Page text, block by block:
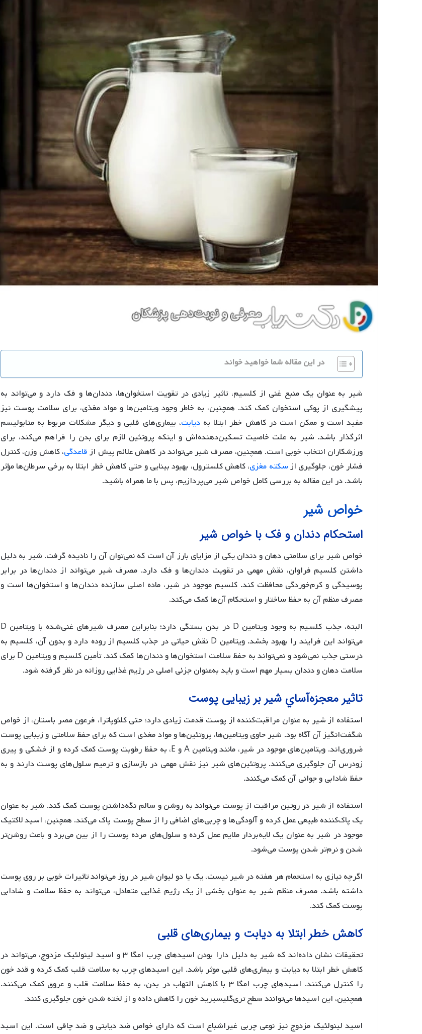
در این مقاله شما خواهید خواند
شیر به عنوان یک منبع غنی از کلسیم، تاثیر زیادی در تقویت استخوان‌ها، دندان‌ها و فک دارد و می‌تواند به
پیشگیری از پوکی استخوان کمک کند. همچنین، به خاطر وجود ویتامین‌ها و مواد مغذی، برای سلامت پوست نیز
مفید است و ممکن است در کاهش خطر ابتلا بهدیابت، بیماری‌های قلبی و دیگر مشکلات مربوط به متابولیسم
اثرگذار باشد. شیر به علت خاصیت تسکین‌دهنده‌اش و اینکه پروتئین لازم برای بدن را فراهم می‌کند، برای
ورزشکاران انتخاب خوبی است. همچنین، مصرف شیر می‌تواند در کاهش علائم پیش ازقاعدگی، کاهش وزن، کنترل
فشار خون، جلوگیری ازسکته مغزی، کاهش کلسترول، بهبود بینایی و حتی کاهش خطر ابتلا به برخی سرطان‌ها مؤثر
باشد. در این مقاله به بررسی کامل خواص شیر می‌پردازیم، پس با ما همراه باشید.
خواص شیر
استحکام دندان و فک با خواص شیر
خواص شیر برای سلامتی دهان و دندان یکی از مزایای بارز آن است که نمی‌توان آن را نادیده گرفت. شیر به دلیل
داشتن کلسیم فراوان، نقش مهمی در تقویت دندان‌ها و فک دارد. مصرف شیر می‌تواند از دندان‌ها در برابر
پوسیدگی و کرم‌خوردگی محافظت کند. کلسیم موجود در شیر، ماده اصلی سازنده دندان‌ها و استخوان‌ها است و
مصرف منظم آن به حفظ ساختار و استحکام آن‌ها کمک می‌کند.
البته، جذب کلسیم به وجود ویتامین D در بدن بستگی دارد؛ بنابراین مصرف شیرهای غنی‌شده با ویتامین D
می‌تواند این فرایند را بهبود بخشد. ویتامین D نقش حیاتی در جذب کلسیم از روده دارد و بدون آن، کلسیم به
درستی جذب نمی‌شود و نمی‌تواند به حفظ سلامت استخوان‌ها و دندان‌ها کمک کند. تأمین کلسیم و ویتامین D برای
سلامت دهان و دندان بسیار مهم است و باید به‌عنوان جزئی اصلی در رژیم غذایی روزانه در نظر گرفته شود.
تاثیر معجزه‌آساي شیر بر زیبایی پوست
استفاده از شیر به عنوان مراقبت‌کننده از پوست قدمت زیادی دارد؛ حتی کلئوپاترا، فرعون مصر باستان، از خواص
شگفت‌انگیز آن آگاه بود. شیر حاوی ویتامین‌ها، پروتئین‌ها و مواد مغذی است که برای حفظ سلامتی و زیبایی پوست
ضروری‌اند. ویتامین‌های موجود در شیر، مانند ویتامین A و E، به حفظ رطوبت پوست کمک کرده و از خشکی و پیری
زودرس آن جلوگیری می‌کنند. پروتئین‌های شیر نیز نقش مهمی در بازسازی و ترمیم سلول‌های پوست دارند و به
حفظ شادابی و جوانی آن کمک می‌کنند.
استفاده از شیر در روتین مراقبت از پوست می‌تواند به روشن و سالم نگه‌داشتن پوست کمک کند. شیر به عنوان
یک پاک‌کننده طبیعی عمل کرده و آلودگی‌ها و چربی‌های اضافی را از سطح پوست پاک می‌کند. همچنین، اسید لاکتیک
موجود در شیر به عنوان یک لایه‌بردار ملایم عمل کرده و سلول‌های مرده پوست را از بین می‌برد و باعث روشن‌تر
شدن و نرم‌تر شدن پوست می‌شود.
اگرچه نیازی به استحمام هر هفته در شیر نیست، یک یا دو لیوان شیر در روز می‌تواند تاثیرات خوبی بر روی پوست
داشته باشد. مصرف منظم شیر به عنوان بخشی از یک رژیم غذایی متعادل، می‌تواند به حفظ سلامت و شادابی
پوست کمک کند.
کاهش خطر ابتلا به دیابت و بیماری‌های قلبی
تحقیقات نشان داده‌اند که شیر به دلیل دارا بودن اسیدهای چرب امگا ۳ و اسید لینولئیک مزدوج، می‌تواند در
کاهش خطر ابتلا به دیابت و بیماری‌های قلبی موثر باشد. این اسیدهای چرب به سلامت قلب کمک کرده و قند خون
را کنترل می‌کنند. اسیدهای چرب امگا ۳ با کاهش التهاب در بدن، به حفظ سلامت قلب و عروق کمک می‌کنند.
همچنین، این اسیدها می‌توانند سطح تری‌گلیسیرید خون را کاهش داده و از لخته شدن خون جلوگیری کنند.
اسید لینولئیک مزدوج نیز نوعی چربی غیراشباع است که دارای خواص ضد دیابتی و ضد چاقی است. این اسید